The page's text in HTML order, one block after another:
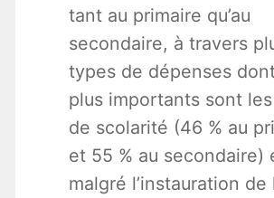
tant au primaire qu’au
secondaire, à travers
types de dépenses
plus importants sont
de scolarité (46 % au
et 55 % au secondaire)
malgré l’instauration de